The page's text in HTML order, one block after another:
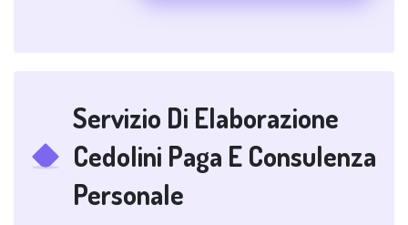
Servizio Di Elaborazione
Cedolini Paga E Consulenza
Personale